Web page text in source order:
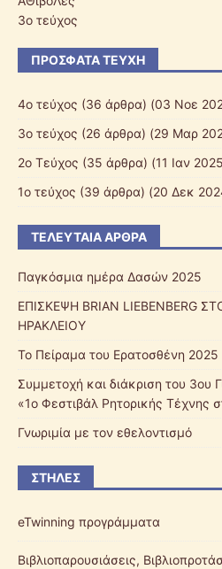
3o τεύχος
ΠΡΌΣΦΑΤΑ ΤΕΎΧΗ
4ο τεύχος (36 άρθρα) (03 Νοε
3o τεύχος (26 άρθρα) (29 Μαρ
2o Τεύχος (35 άρθρα) (11 Ιαν
1ο τεύχος (39 άρθρα) (20 Δεκ
ΤΕΛΕΥΤΑΊΑ ΆΡΘΡΑ
Παγκόσμια ημέρα Δασών 2025
ΕΠΙΣΚΕΨΗ BRIAN LIEBENBERG
ΗΡΑΚΛΕΙΟΥ
Το Πείραμα του Ερατοσθένη 2025
Συμμετοχή και διάκριση του 3ου
«1ο Φεστιβάλ Ρητορικής Τέχνης
Γνωριμία με τον εθελοντισμό
ΣΤΉΛΕΣ
eTwinning προγράμματα
Βιβλιοπαρουσιάσεις,